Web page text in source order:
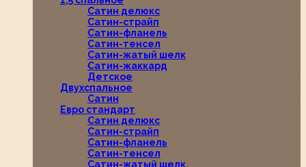
Сатин делюкс
Сатин-страйп
Сатин-фланель
Сатин-тенсел
Сатин-жатый шелк
Сатин-жаккард
Детское
Двухспальное
Сатин
Евро стандарт
Сатин делюкс
Сатин-страйп
Сатин-фланель
Сатин-тенсел
Сатин-жатый шелк